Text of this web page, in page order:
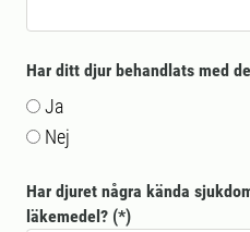
Har ditt djur behandlats med
Ja
Nej
Har djuret några kända
läkemedel?